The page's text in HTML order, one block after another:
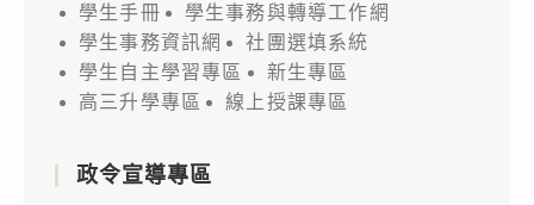
學生手冊
學生事務與轉導工作網
學生事務資訊網
社團選填系統
學生自主學習專區
新生專區
高三升學專區
線上授課專區
政令宣導專區